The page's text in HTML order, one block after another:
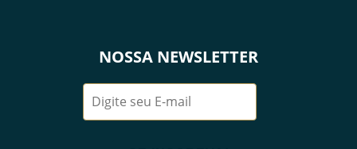
NOSSA NEWSLETTER